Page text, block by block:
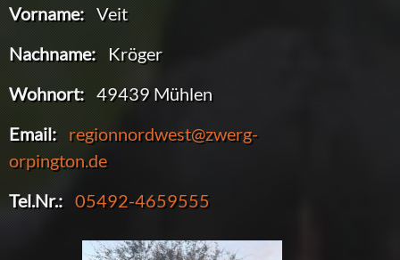
Vorname: Veit
Nachname: Kröger
Wohnort: 49439 Mühlen
Email: regionnordwest@zwerg-
orpington.de
Tel.Nr.: 05492-4659555